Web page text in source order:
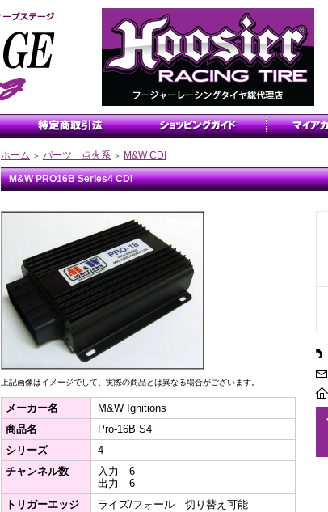
ホーム ＞ パーツ 点火系 ＞ M&W CDI
M&W PRO16B Series4 CDI
上記画像はイメージでして、実際の商品とは異なる場合がございます。
メーカー名
M&W Ignitions
商品名
Pro-16B S4
シリーズ
4
チャンネル数
入力 6
出力 6
トリガーエッジ
ライズ/フォール 切り替え可能